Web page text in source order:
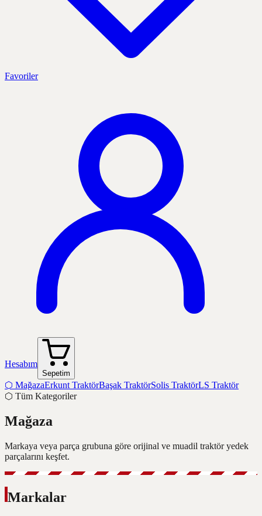
Favoriler
Hesabım
Sepetim
⬡ MağazaErkunt TraktörBaşak TraktörSolis TraktörLS Traktör
⬡ Tüm Kategoriler
Mağaza
Markaya veya parça grubuna göre orijinal ve muadil traktör yedek
parçalarını keşfet.
Markalar